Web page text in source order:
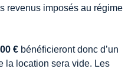
revenus imposés au régime
€ bénéficieront donc d’un
la location sera vide. Les